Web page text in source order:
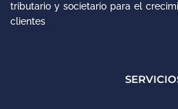
tributario y societario para el
clientes